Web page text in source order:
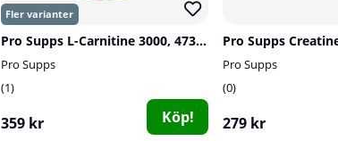
Pro Supps L-Carnitine 3000, 473 ml
Pro Supps
1
359 kr Köp!
Pro Supps
0
279 kr